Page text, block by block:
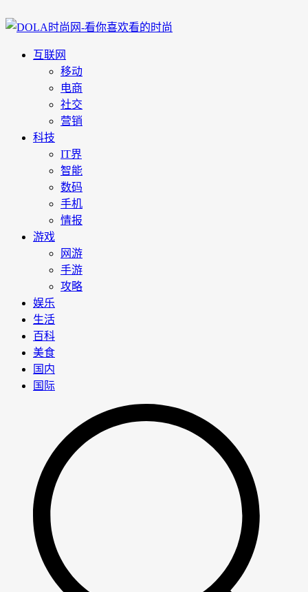
互联网
移动
电商
社交
营销
科技
IT界
智能
数码
手机
情报
游戏
网游
手游
攻略
娱乐
生活
百科
美食
国内
国际